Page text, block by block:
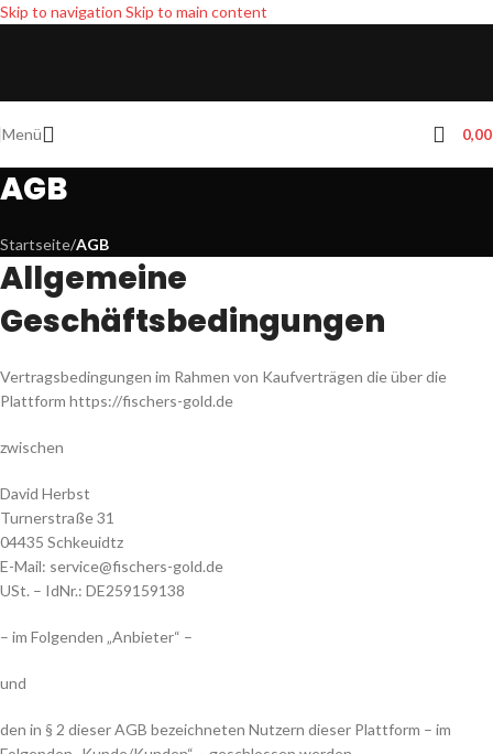
Skip to navigation Skip to main content
Menü
AGB
Startseite/AGB
Allgemeine
Geschäftsbedingungen
Vertragsbedingungen im Rahmen von Kaufverträgen die über die
Plattform https://fischers-gold.de
zwischen
David Herbst
Turnerstraße 31
04435 Schkeuidtz
E-Mail: service@fischers-gold.de
USt. – IdNr.: DE259159138
– im Folgenden „Anbieter“ –
und
den in § 2 dieser AGB bezeichneten Nutzern dieser Plattform – im